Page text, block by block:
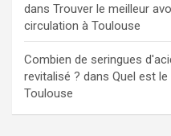
dans Trouver le meilleur
circulation à Toulouse
Combien de seringues
revitalisé ? dans Quel est le
Toulouse